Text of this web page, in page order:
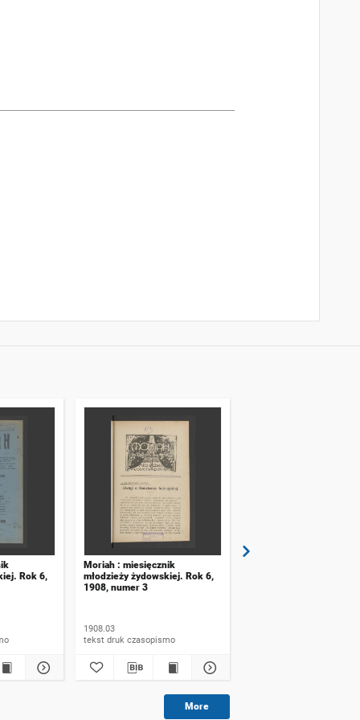
Rok 6,
Moriah : miesięcznik
młodzieży żydowskiej. Rok 6,
1908, numer 3
1908.03
tekst druk czasopismo
More